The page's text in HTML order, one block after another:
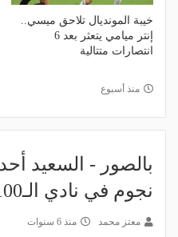
خيبة المونديال تلاحق ميسي..
إنتر ميامي يتعثر بعد 6
انتصارات متتالية
منذ أسبوع
نجوم في نادي الـ100 بالدوري المصري
معتز محمد منذ 6 سنوات